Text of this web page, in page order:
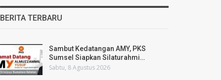
BERITA TERBARU
Sambut Kedatangan AMY, PKS
Sumsel Siapkan Silaturahmi…
Sabtu, 8 Agustus 2026